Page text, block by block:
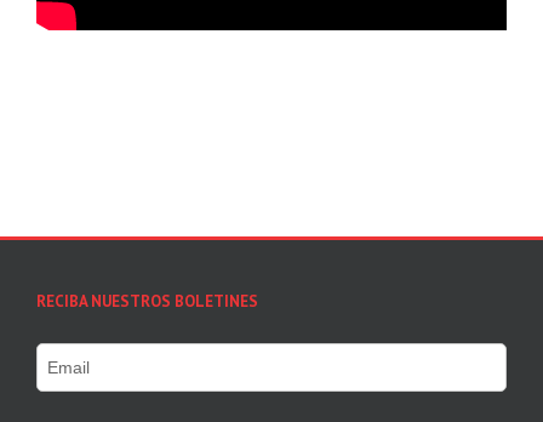
RECIBA NUESTROS BOLETINES